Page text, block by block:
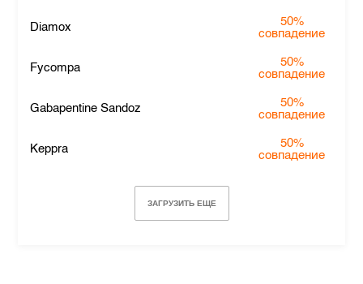
Diamox
50%
совпадение
Fycompa
50%
совпадение
Gabapentine Sandoz
50%
совпадение
Keppra
50%
совпадение
ЗАГРУЗИТЬ ЕЩЕ